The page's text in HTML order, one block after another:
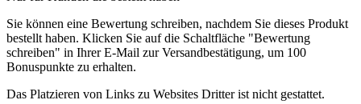
Sie können eine Bewertung schreiben, nachdem Sie dieses Produkt
bestellt haben. Klicken Sie auf die Schaltfläche "Bewertung
schreiben" in Ihrer E-Mail zur Versandbestätigung, um 100
Bonuspunkte zu erhalten.
Das Platzieren von Links zu Websites Dritter ist nicht gestattet.